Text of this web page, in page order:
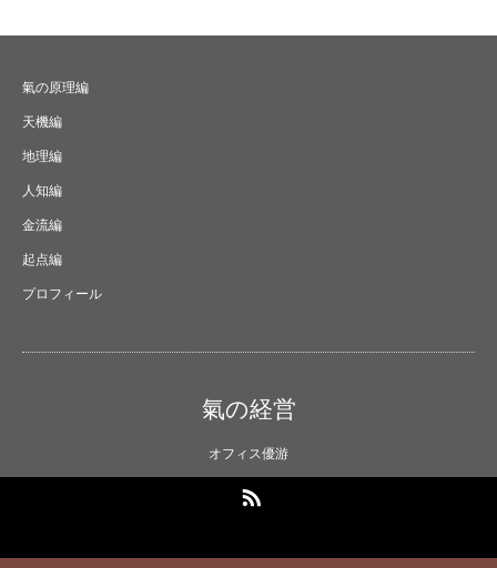
氣の原理編
天機編
地理編
人知編
金流編
起点編
プロフィール
氣の経営
オフィス優游